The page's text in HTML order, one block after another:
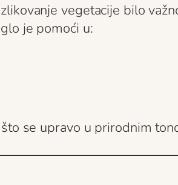
vegetacije bilo
je pomoći u:
se upravo u prirodnim